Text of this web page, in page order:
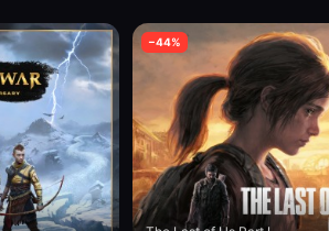
−44%